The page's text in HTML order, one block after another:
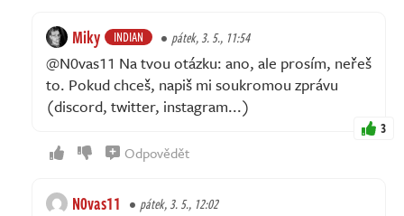
Miky INDIAN pátek, 3. 5., 11:54
@N0vas11 Na tvou otázku: ano, ale prosím, neřeš
to. Pokud chceš, napiš mi soukromou zprávu
(discord, twitter, instagram...)
3
Odpovědět
N0vas11 pátek, 3. 5., 12:02